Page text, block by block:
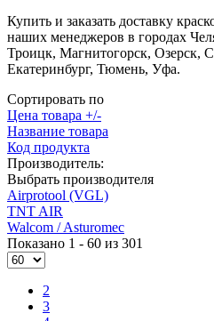
Купить и заказать доставку
наших менеджеров в городах
Троицк, Магнитогорск, Озерск,
Екатеринбург, Тюмень, Уфа.
Сортировать по
Цена товара +/-
Название товара
Код продукта
Производитель:
Выбрать производителя
Airprotool (VGL)
TNT AIR
Walcom / Asturomec
Показано 1 - 60 из 301
2
3